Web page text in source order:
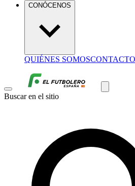
CONÓCENOS
QUIÉNES SOMOSCONTACTO
Buscar en el sitio